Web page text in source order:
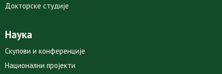
Докторске студије
Наука
Скупови и конференције
Национални пројекти